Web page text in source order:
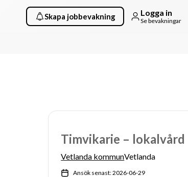
Skapa jobbevakning Logga in
Se bevakningar
Timvikarie – lokalvård
Vetlanda kommunVetlanda
Ansök senast: 2026-06-29